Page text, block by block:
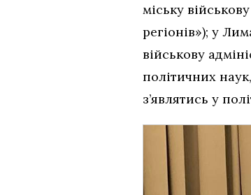
міську
регіонів»); у
військову
політичних
з’являтись у